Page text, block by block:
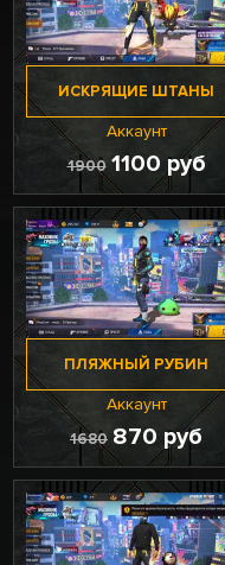
ИСКРЯЩИЕ ШТАНЫ
Аккаунт
1900 1100 руб
ПЛЯЖНЫЙ РУБИН
Аккаунт
1680 870 руб